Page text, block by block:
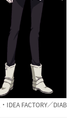
IDEA FACTORY／DIAB